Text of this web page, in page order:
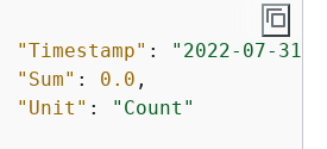
"Timestamp" :
"2022-07-
"Sum" : 0.0 ,
"Unit" :
"Count"